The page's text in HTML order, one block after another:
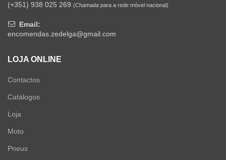
(+351) 938 025 269 (Chamada para a rede móvel nacional)
Email:
encomendas.zedelga@gmail.com
LOJA ONLINE
Contactos
Catálogos
Loja
Moto
Pneus